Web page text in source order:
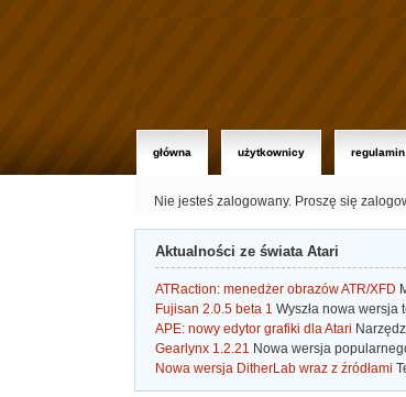
główna użytkownicy regulamin
Nie jesteś zalogowany. Proszę się
Aktualności ze świata Atari
ATRaction: menedżer obrazów ATR/XFD
Fujisan 2.0.5 beta 1 Wyszła nowa wersja
APE: nowy edytor grafiki dla Atari
Gearlynx 1.2.21 Nowa wersja
Nowa wersja DitherLab wraz z źródłami